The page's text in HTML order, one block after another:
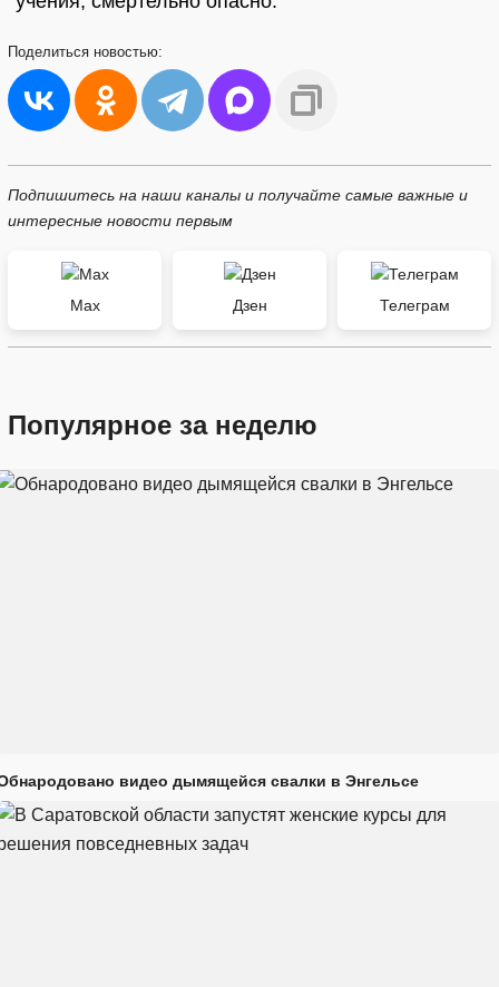
Поделиться новостью:
Подпишитесь на наши каналы и получайте самые важные и
интересные новости первым
Max Дзен Телеграм
Популярное за неделю
видео дымящейся свалки в Энгельсе